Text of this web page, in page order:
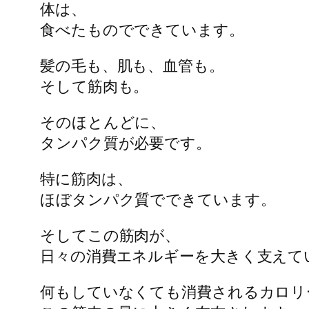
体は、
食べたものでできています。
髪の毛も、肌も、血管も。
そして筋肉も。
そのほとんどに、
タンパク質が必要です。
特に筋肉は、
ほぼタンパク質でできています。
そしてこの筋肉が、
日々の消費エネルギーを大きく支えて
何もしていなくても消費されるカロリ